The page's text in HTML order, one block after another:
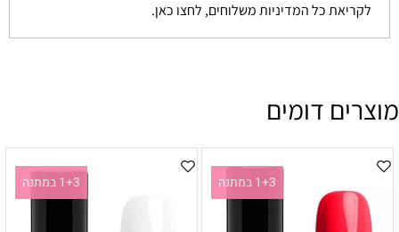
לקריאת כל המדיניות משלוחים, לחצו כאן.
מוצרים דומים
1+3 במתנה 1+3 במתנה